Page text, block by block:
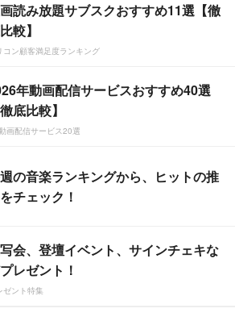
読み放題サブスクおすすめ11選【徹
較】
コン顧客満足度ランキング
年動画配信サービスおすすめ40選
徹底比較】
画配信サービス20選
の音楽ランキングから、ヒットの推
チェック！
会、登壇イベント、サインチェキな
レゼント！
ゼント特集